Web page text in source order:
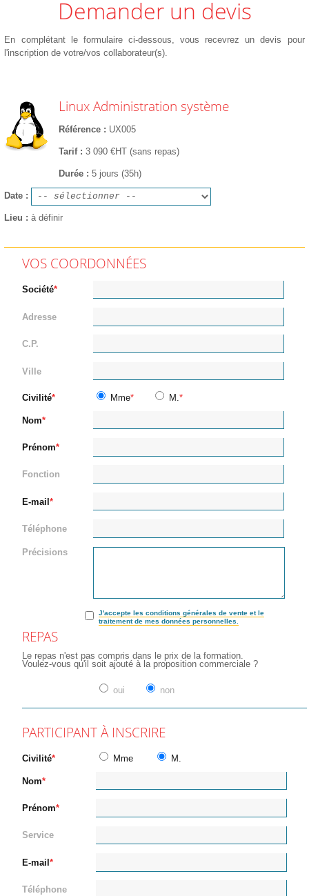
Demander un devis
En complétant le formulaire ci-dessous, vous recevrez un devis pour
l'inscription de votre/vos collaborateur(s).
Linux Administration système
Référence UX005
Tarif 3 090 €HT (sans repas)
Durée 5 jours (35h)
Date
Lieu à définir
VOS COORDONNÉES
Société
Adresse
C.P.
Ville
Civilité Mme M.
Nom
Prénom
Fonction
E-mail
Téléphone
Précisions
J'accepte les conditions générales de vente et le
traitement de mes données personnelles.
REPAS
Le repas n'est pas compris dans le prix de la formation.
Voulez-vous qu'il soit ajouté à la proposition commerciale ?
oui non
PARTICIPANT À INSCRIRE
Civilité Mme M.
Nom
Prénom
Service
E-mail
Téléphone